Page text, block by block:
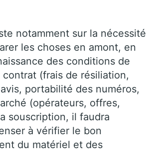
notamment sur la nécessité
les choses en amont, en
des conditions de
(frais de résiliation,
portabilité des numéros,
(opérateurs, offres,
souscription, il faudra
à vérifier le bon
du matériel et des